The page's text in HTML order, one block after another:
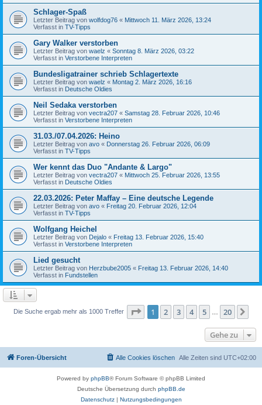
Schlager-Spaß
Letzter Beitrag von wolfdog76 « Mittwoch 11. März 2026, 13:24
Verfasst in TV-Tipps
Gary Walker verstorben
Letzter Beitrag von waelz « Sonntag 8. März 2026, 03:22
Verfasst in Verstorbene Interpreten
Bundesligatrainer schrieb Schlagertexte
Letzter Beitrag von waelz « Montag 2. März 2026, 16:16
Verfasst in Deutsche Oldies
Neil Sedaka verstorben
Letzter Beitrag von vectra207 « Samstag 28. Februar 2026, 10:46
Verfasst in Verstorbene Interpreten
31.03./07.04.2026: Heino
Letzter Beitrag von avo « Donnerstag 26. Februar 2026, 06:09
Verfasst in TV-Tipps
Wer kennt das Duo "Andante & Largo"
Letzter Beitrag von vectra207 « Mittwoch 25. Februar 2026, 13:55
Verfasst in Deutsche Oldies
22.03.2026: Peter Maffay – Eine deutsche Legende
Letzter Beitrag von avo « Freitag 20. Februar 2026, 12:04
Verfasst in TV-Tipps
Wolfgang Heichel
Letzter Beitrag von Dejalo « Freitag 13. Februar 2026, 15:40
Verfasst in Verstorbene Interpreten
Lied gesucht
Letzter Beitrag von Herzbube2005 « Freitag 13. Februar 2026, 14:40
Verfasst in Fundstellen
Die Suche ergab mehr als 1000 Treffer Seite 1von 20
1 2 3 4 5 20
Gehe zu
Foren-Übersicht Alle Zeiten sind UTC+02:00
Alle Cookies löschen
Powered by phpBB® Forum Software © phpBB Limited
Deutsche Übersetzung durch phpBB.de
Datenschutz| Nutzungsbedingungen